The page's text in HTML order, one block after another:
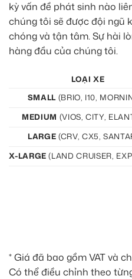
kỳ vấn đề phát sinh nào
chúng tôi sẽ được đội ngũ
chóng và tận tâm. Sự hài
hàng đầu của chúng tôi.
LOẠI XE
SMALL (BRIO, I10,
MEDIUM (VIOS, CITY,
LARGE (CRV, CX5,
X-LARGE(LAND CRUISER,
* Giá đã bao gồm VAT và
Có thể điều chỉnh theo